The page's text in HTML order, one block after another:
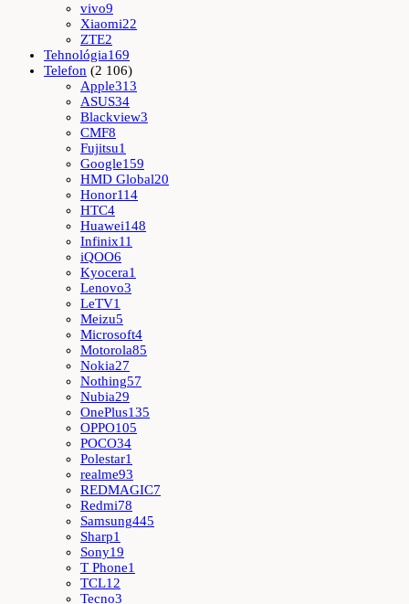
vivo9
Xiaomi22
ZTE2
Tehnológia169
Telefon (2 106)
Apple313
ASUS34
Blackview3
CMF8
Fujitsu1
Google159
HMD Global20
Honor114
HTC4
Huawei148
Infinix11
iQOO6
Kyocera1
Lenovo3
LeTV1
Meizu5
Microsoft4
Motorola85
Nokia27
Nothing57
Nubia29
OnePlus135
OPPO105
POCO34
Polestar1
realme93
REDMAGIC7
Redmi78
Samsung445
Sharp1
Sony19
T Phone1
TCL12
Tecno3